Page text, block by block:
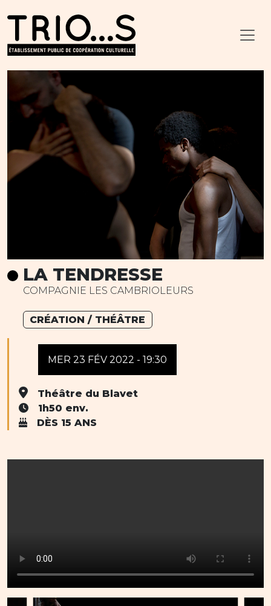
LA TENDRESSE
COMPAGNIE LES CAMBRIOLEURS
CRÉATION / THÉÂTRE
MER 23 FÉV 2022 - 19:30
Théâtre du Blavet
1h50 env.
DÈS 15 ANS